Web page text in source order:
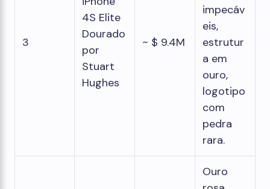
3
4S Elite
Dourado
por
Stuart
Hughes
~ $ 9.4M
impecáv
eis,
estrutur
a em
ouro,
logotipo
com
pedra
rara.
Ouro